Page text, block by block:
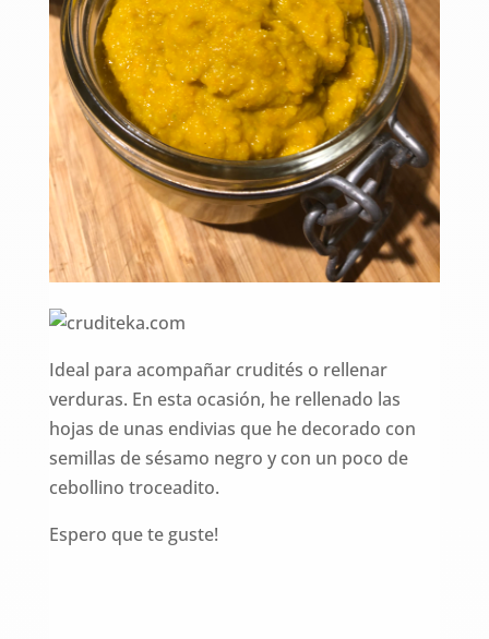
Ideal para acompañar crudités o rellenar
verduras. En esta ocasión, he rellenado las
hojas de unas endivias que he decorado con
semillas de sésamo negro y con un poco de
cebollino troceadito.
Espero que te guste!